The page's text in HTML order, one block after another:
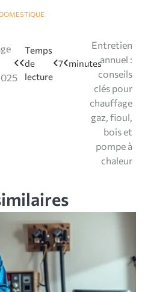
Entretien
annuel :
conseils
clés pour
chauffage
gaz, fioul,
bois et
pompe à
chaleur